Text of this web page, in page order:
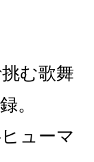
む歌舞
。
ューマ